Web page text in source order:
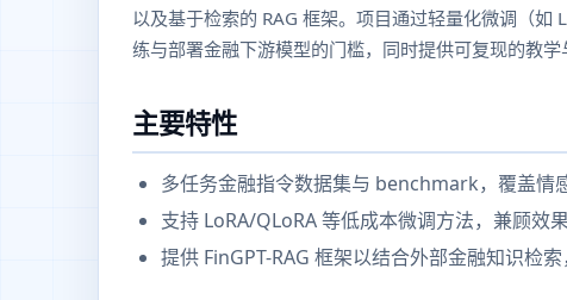
以及基于检索的 RAG 框架。项目通过轻量化微调（
练与部署金融下游模型的门槛，同时提供可复现的教学
主要特性
多任务金融指令数据集与 benchmark，覆盖情
支持 LoRA/QLoRA 等低成本微调方法，兼顾效
提供 FinGPT-RAG 框架以结合外部金融知识检